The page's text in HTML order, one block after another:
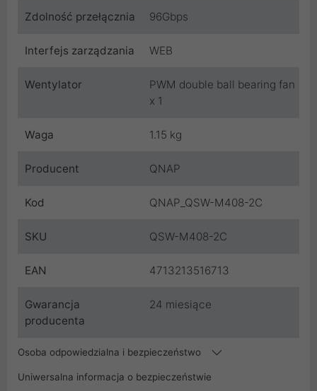
Zdolność przełącznia 96Gbps
Interfejs zarządzania WEB
Wentylator
PWM double ball bearing fan
x 1
Waga 1.15 kg
Producent QNAP
Kod QNAP_QSW-M408-2C
SKU QSW-M408-2C
EAN 4713213516713
Gwarancja
producenta
24 miesiące
Osoba odpowiedzialna i bezpieczeństwo
Uniwersalna informacja o bezpieczeństwie